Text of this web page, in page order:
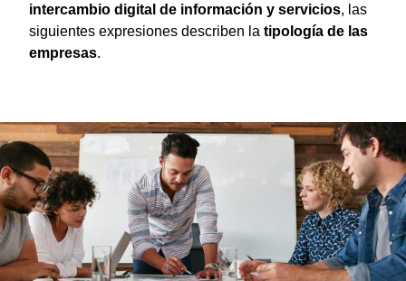
intercambio digital de información y servicios, las
siguientes expresiones describen la tipología de las
empresas.